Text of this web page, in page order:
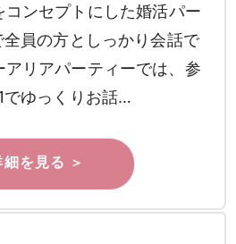
コンセプトにした婚活パー
全員の方としっかり会話で
アリアパーティーでは、参
でゆっくりお話…